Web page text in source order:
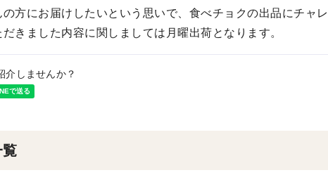
方にお届けしたいという思いで、食べチョクの出品にチャ
きました内容に関しましては月曜出荷となります。
介しませんか？
覧